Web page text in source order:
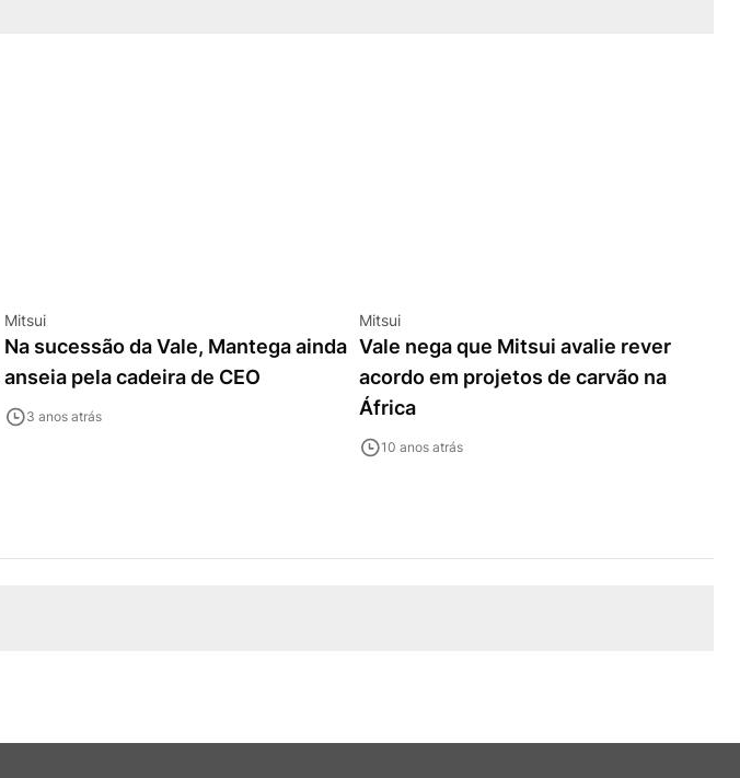
Mitsui
Na sucessão da Vale, Mantega ainda
anseia pela cadeira de CEO
3 anos atrás
Mitsui
Vale nega que Mitsui avalie rever
acordo em projetos de carvão na
África
10 anos atrás